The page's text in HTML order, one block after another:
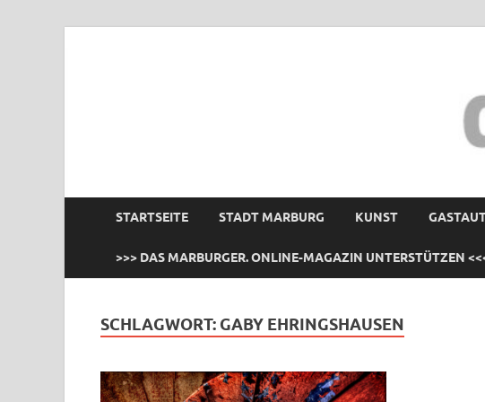
STARTSEITE STADT MARBURG KUNST
>>> DAS MARBURGER. ONLINE-MAGAZIN UNTERSTÜTZEN
SCHLAGWORT: GABY EHRINGSHAUSEN